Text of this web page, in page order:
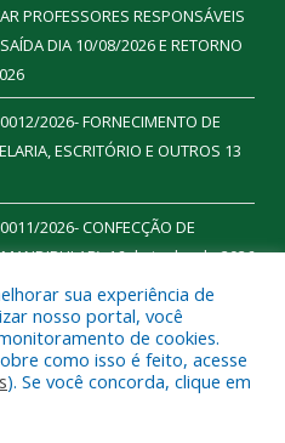
PROFESSORES RESPONSÁVEIS
DIA 10/08/2026 E RETORNO
2026- FORNECIMENTO DE
ESCRITÓRIO E OUTROS 13
2026- CONFECÇÃO DE
16 de junho de 2026
a Prefeitura Municipal de
do Norte.
sua experiência de
nosso portal, você
de cookies.
como isso é feito, acesse
). Se você concorda, clique em